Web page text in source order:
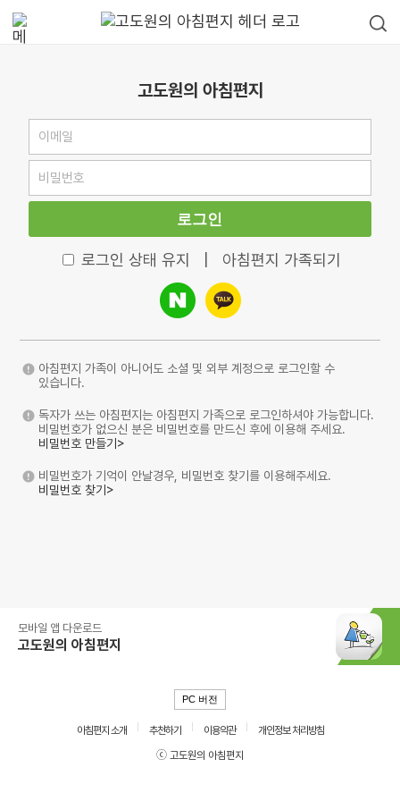
고도원의 아침편지
로그인
로그인 상태 유지 아침편지 가족되기
아침편지 가족이 아니어도 소셜 및 외부 계정으로 로그인할 수
있습니다.
독자가 쓰는 아침편지는 아침편지 가족으로 로그인하셔야 가능합니다.
비밀번호가 없으신 분은 비밀번호를 만드신 후에 이용해 주세요.
비밀번호 만들기>
비밀번호가 기억이 안날경우, 비밀번호 찾기를 이용해주세요.
비밀번호 찾기>
모바일 앱 다운로드
고도원의 아침편지
PC 버전
아침편지 소개 추천하기 이용약관
개인정보 처리방침
ⓒ 고도원의 아침편지